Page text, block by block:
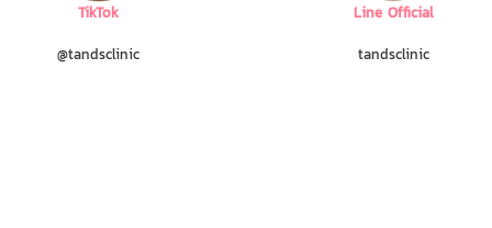
TikTok
@tandsclinic
Line Official
tandsclinic